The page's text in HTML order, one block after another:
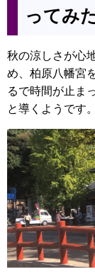
ってみた
秋の涼しさが心
め、柏原八幡宮
るで時間が止ま
と導くようです。